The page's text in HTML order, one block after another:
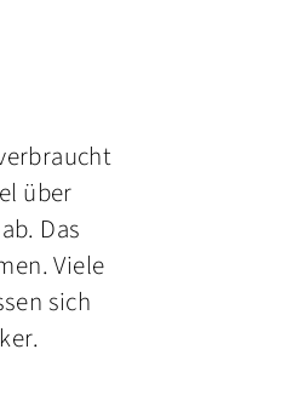
über
Das
Viele
sich